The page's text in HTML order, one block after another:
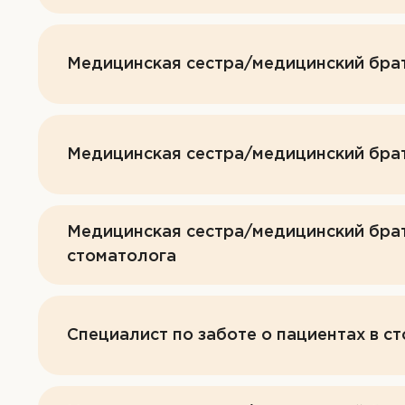
Медицинская сестра/медицинский
Медицинская сестра/медицинский
Медицинская сестра/медицинский
стоматолога
Специалист по заботе о пациентах в